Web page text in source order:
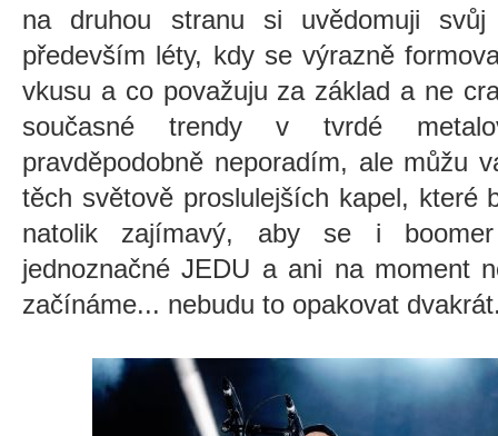
na druhou stranu si uvědomuji svůj
především léty, kdy se výrazně
vkusu a co považuju za základ a ne
současné trendy v tvrdé
pravděpodobně neporadím, ale můžu
těch světově proslulejších kapel, které
natolik zajímavý, aby se i
jednoznačné JEDU a ani na moment
začínáme... nebudu to opakovat